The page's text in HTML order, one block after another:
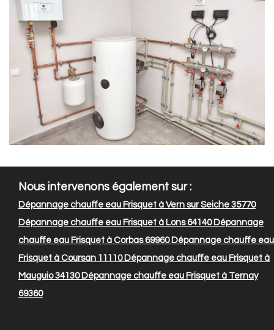
Nous intervenons également sur :
Dépannage chauffe eau Frisquet à Vern sur Seiche 35770
Dépannage chauffe eau Frisquet à Lons 64140Dépannage
chauffe eau Frisquet à Corbas 69960Dépannage chauffe eau
Frisquet à Coursan 11110Dépannage chauffe eau Frisquet à
Mauguio 34130Dépannage chauffe eau Frisquet à Ternay
69360